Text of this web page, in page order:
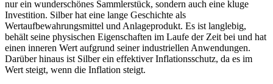
nur ein wunderschönes Sammlerstück, sondern auch eine kluge
Investition. Silber hat eine lange Geschichte als
Wertaufbewahrungsmittel und Anlageprodukt. Es ist langlebig,
behält seine physischen Eigenschaften im Laufe der Zeit bei und hat
einen inneren Wert aufgrund seiner industriellen Anwendungen.
Darüber hinaus ist Silber ein effektiver Inflationsschutz, da es im
Wert steigt, wenn die Inflation steigt.